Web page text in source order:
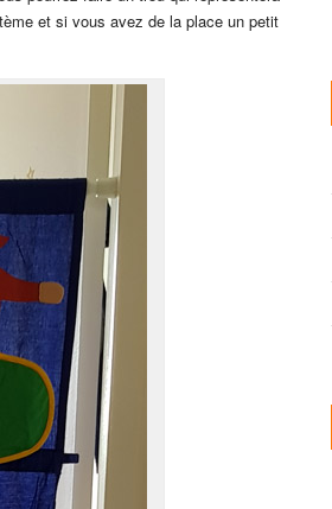
et si vous avez de la place un petit